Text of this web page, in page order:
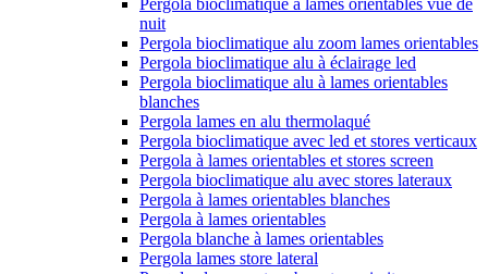
nuit
Pergola bioclimatique alu zoom lames orientables
Pergola bioclimatique alu à éclairage led
Pergola bioclimatique alu à lames orientables
blanches
Pergola lames en alu thermolaqué
Pergola bioclimatique avec led et stores verticaux
Pergola à lames orientables et stores screen
Pergola bioclimatique alu avec stores lateraux
Pergola à lames orientables blanches
Pergola à lames orientables
Pergola blanche à lames orientables
Pergola lames store lateral